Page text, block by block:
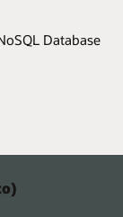
Database